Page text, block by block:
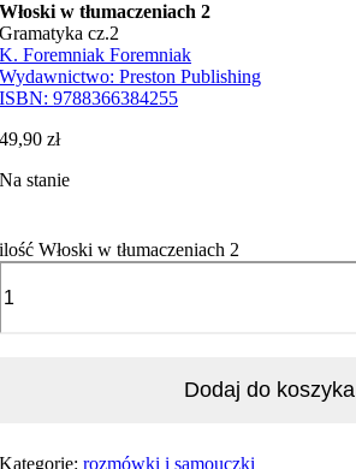
Włoski w tłumaczeniach 2
Gramatyka cz.2
K. Foremniak Foremniak
Wydawnictwo:Preston Publishing
ISBN:9788366384255
49,90zł
Na stanie
ilość Włoski w tłumaczeniach 2
Dodaj do koszyka
Kategorie:rozmówki i samouczki